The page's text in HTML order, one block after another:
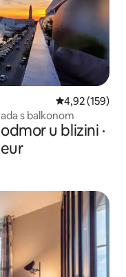
Prosječna
4,92 (159)
s balkonom
u blizini ·